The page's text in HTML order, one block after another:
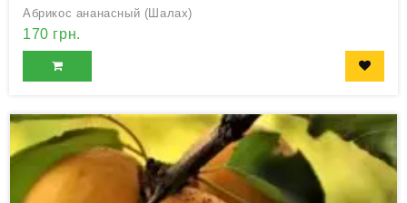
Абрикос ананасный (Шалах)
170 грн.